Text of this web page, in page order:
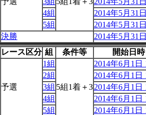
4組
2014年5月31
5組
2014年5月31
決勝
2014年5月31
レース区分 組 条件等
開始日時
予選
1組
5組1着＋3
2014年6月1日
2組
2014年6月1日
3組
2014年6月1日
4組
2014年6月1日
5組
2014年6月1日